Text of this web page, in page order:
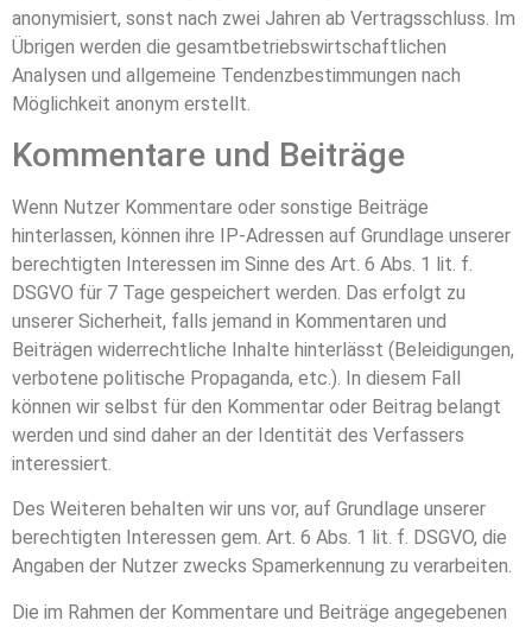
anonymisiert, sonst nach zwei Jahren ab Vertragsschluss. Im
Übrigen werden die gesamtbetriebswirtschaftlichen
Analysen und allgemeine Tendenzbestimmungen nach
Möglichkeit anonym erstellt.
Kommentare und Beiträge
Wenn Nutzer Kommentare oder sonstige Beiträge
hinterlassen, können ihre IP-Adressen auf Grundlage unserer
berechtigten Interessen im Sinne des Art. 6 Abs. 1 lit. f.
DSGVO für 7 Tage gespeichert werden. Das erfolgt zu
unserer Sicherheit, falls jemand in Kommentaren und
Beiträgen widerrechtliche Inhalte hinterlässt (Beleidigungen,
verbotene politische Propaganda, etc.). In diesem Fall
können wir selbst für den Kommentar oder Beitrag belangt
werden und sind daher an der Identität des Verfassers
interessiert.
Des Weiteren behalten wir uns vor, auf Grundlage unserer
berechtigten Interessen gem. Art. 6 Abs. 1 lit. f. DSGVO, die
Angaben der Nutzer zwecks Spamerkennung zu verarbeiten.
Die im Rahmen der Kommentare und Beiträge angegebenen